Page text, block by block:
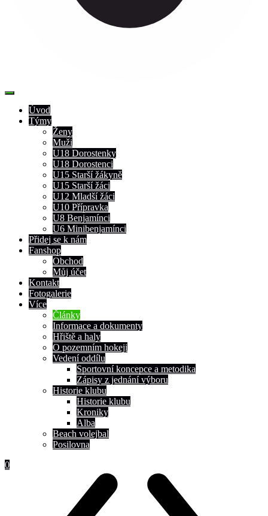
Úvod
Týmy
Ženy
Muži
U18 Dorostenky
U18 Dorostenci
U15 Starší žákyně
U15 Starší žáci
U12 Mladší žáci
U10 Přípravka
U8 Benjamínci
U6 Minibenjamínci
Přidej se k nám
Fanshop
Obchod
Můj účet
Kontakt
Fotogalerie
Více
Články
Informace a dokumenty
Hřiště a haly
O pozemním hokeji
Vedení oddílu
Sportovní koncepce a metodika
Zápisy z jednání výboru
Historie klubu
Historie klubu
Kroniky
Alba
Beach volejbal
Posilovna
0